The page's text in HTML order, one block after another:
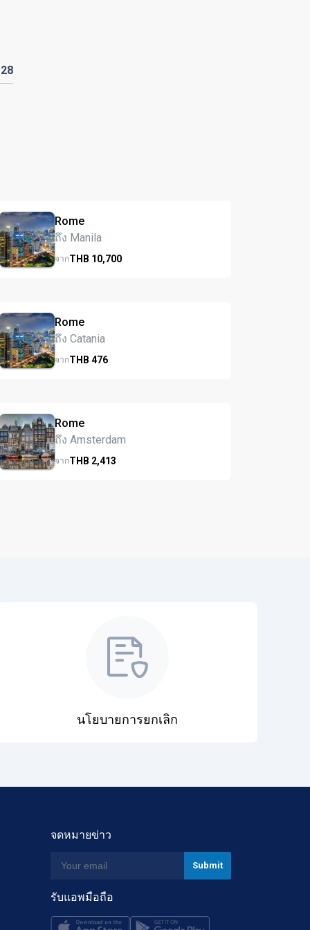
Rome
ถึง Manila
จากTHB 10,700
Rome
ถึง Catania
จากTHB476
Rome
ถึง Amsterdam
จากTHB 2,413
นโยบายการยกเลิก
จดหมายข่าว
รับแอพมือถือ